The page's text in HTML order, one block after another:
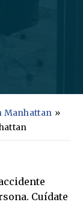
Manhattan »
Cuídate